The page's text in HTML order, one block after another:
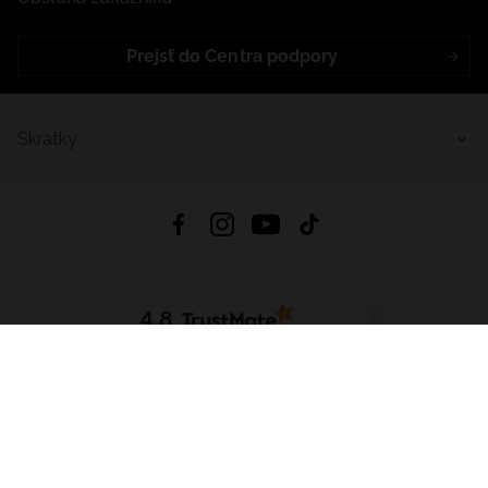
Prejsť do Centra podpory
4.8